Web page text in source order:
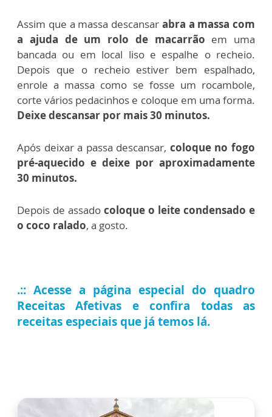
Assim que a massa descansar abra a massa com
a ajuda de um rolo de macarrão em uma
bancada ou em local liso e espalhe o recheio.
Depois que o recheio estiver bem espalhado,
enrole a massa como se fosse um rocambole,
corte vários pedacinhos e coloque em uma forma.
Deixe descansar por mais 30 minutos.
Após deixar a passa descansar, coloque no fogo
pré-aquecido e deixe por aproximadamente
30 minutos.
Depois de assado coloque o leite condensado e
o coco ralado, a gosto.
.:: Acesse a página especial do quadro
Receitas Afetivas e confira todas as
receitas especiais que já temos lá.